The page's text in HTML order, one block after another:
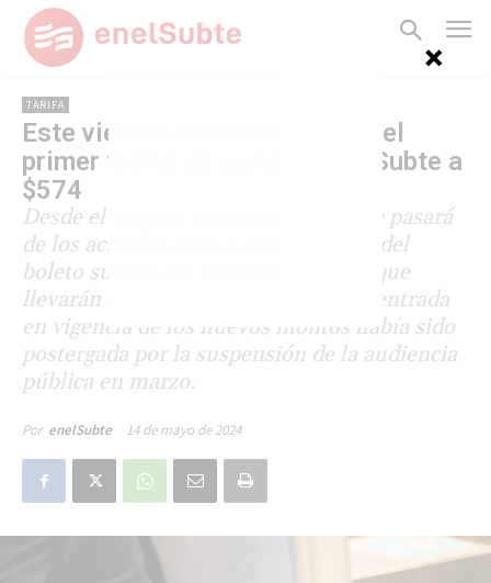
TARIFA
Este viernes comienza a regir el
primer tramo de aumento del Subte a
$574
Desde el viernes 17 la tarifa del subte pasará
de los actuales $125 a $574. El valor del
boleto sufrirá dos incrementos más que
llevarán el valor en junio a $757. La entrada
en vigencia de los nuevos montos había sido
postergada por la suspensión de la audiencia
pública en marzo.
Por enelSubte 14 de mayo de 2024